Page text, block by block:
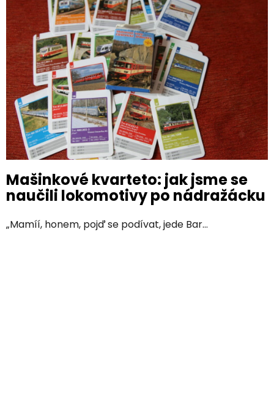
Mašinkové kvarteto: jak jsme se
naučili lokomotivy po nádražácku
„Mamíí, honem, pojď se podívat, jede Bar...